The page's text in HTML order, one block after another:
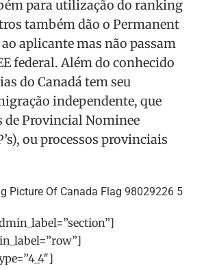
para utilização do ranking
também dão o Permanent
aplicante mas não passam
federal. Além do conhecido
do Canadá tem seu
independente, que
de Provincial Nominee
ou processos provinciais